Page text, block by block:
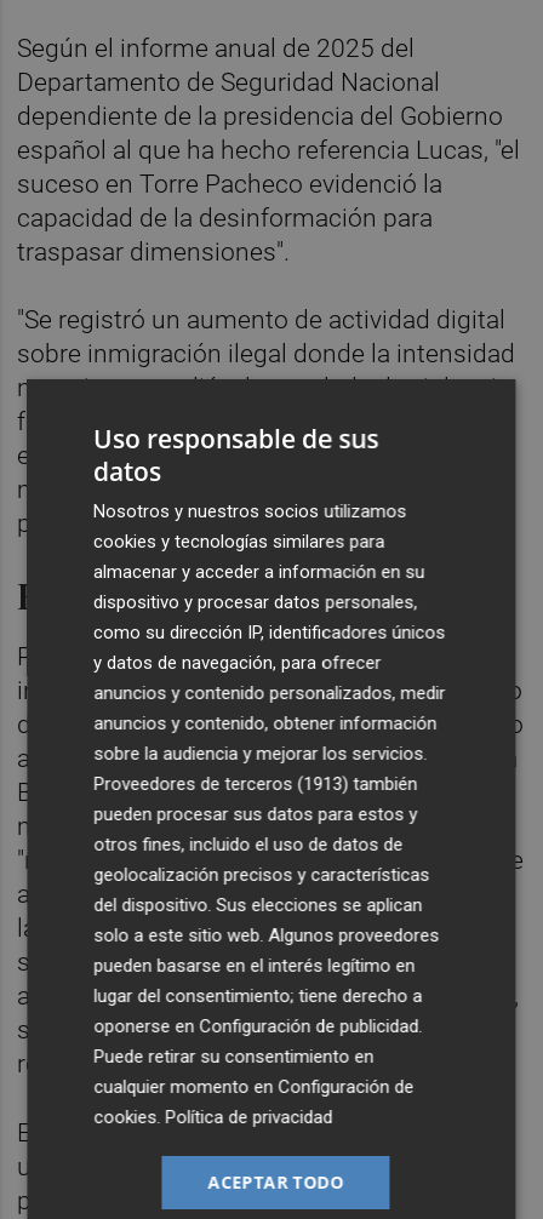
Según el informe anual de 2025 del
Departamento de Seguridad Nacional
dependiente de la presidencia del Gobierno
español al que ha hecho referencia Lucas, "el
suceso en Torre Pacheco evidenció la
capacidad de la desinformación para
traspasar dimensiones".
"Se registró un aumento de actividad digital
sobre inmigración ilegal donde la intensidad
narrativa precedió a la escalada de violencia
física estableciendo una correlación directa
entre la saturación cognitiva en redes y la
materialización de riesgos para la seguridad
pública", agrega.
Homenaje a la Guardia Civil
Por otro lado, Lucas ha comenzado su
intervención en el acto por el 182 Aniversario
de la Fundación de la Guardia Civil recordado
a los dos agentes del Servicio Marítimo de la
Benemérita que fallecieron el pasado 8 de
mayo en Huelva. Ese hecho, ha dicho Lucas,
"redimensiona la necesidad e importancia de
actos como el que hoy celebramos. Porque
la entrega y el sacrificio de aquellos
servidores públicos que comprometen y
arriesgan su propia vida por nuestra libertad,
seguridad y bienestar, merecen un
reconocimiento diario".
El acto "es de celebración, pero también es
un día de reconocimiento. De reconocer
públicamente el magnífico trabajo y el
Uso responsable de sus
datos
Nosotros y nuestros socios utilizamos
cookies y tecnologías similares para
almacenar y acceder a información en su
dispositivo y procesar datos personales,
como su dirección IP, identificadores únicos
y datos de navegación, para ofrecer
anuncios y contenido personalizados, medir
anuncios y contenido, obtener información
sobre la audiencia y mejorar los servicios.
Proveedores de terceros (1913) también
pueden procesar sus datos para estos y
otros fines, incluido el uso de datos de
geolocalización precisos y características
del dispositivo. Sus elecciones se aplican
solo a este sitio web. Algunos proveedores
pueden basarse en el interés legítimo en
lugar del consentimiento; tiene derecho a
oponerse enConfiguración de publicidad
Puede retirar su consentimiento en
cualquier momento enConfiguración de
cookies .Política de privacidad
ACEPTAR TODO